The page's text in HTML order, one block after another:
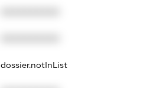
dossier.notInList